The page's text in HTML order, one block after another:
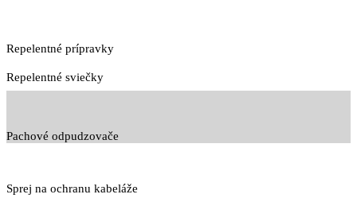
Repelentné prípravky
Repelentné sviečky
Pachové odpudzovače
Sprej na ochranu kabeláže